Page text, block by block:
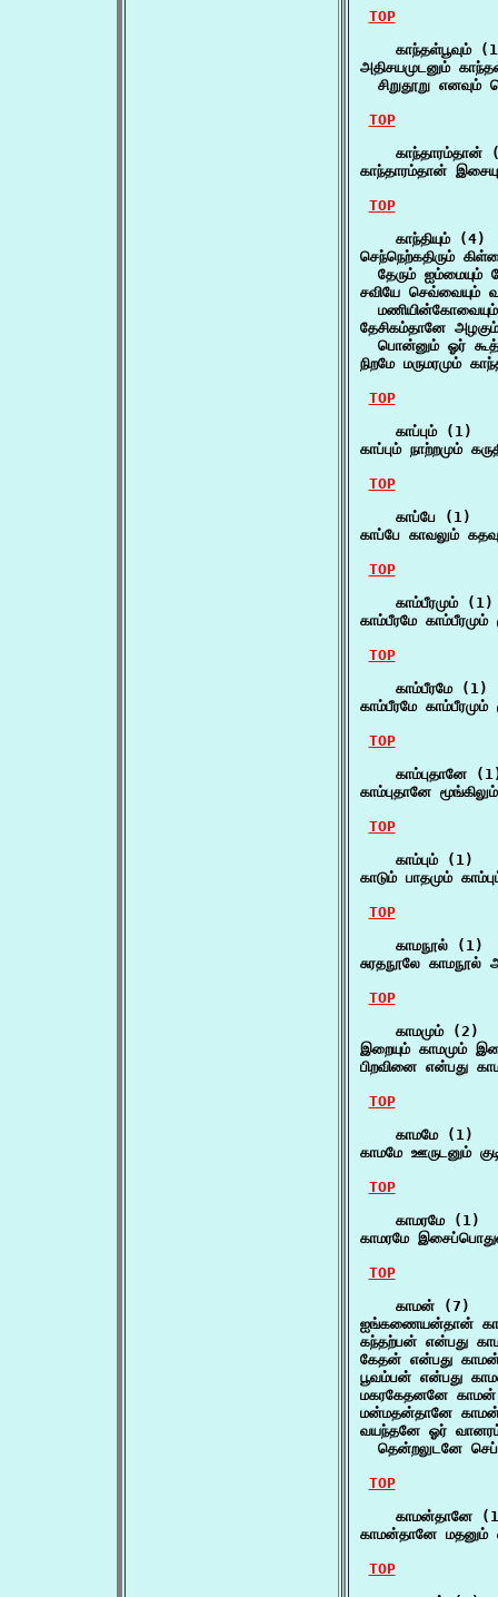
TOP
காந்தள்பூவும்
அதிசயமுடனும்
சிறுதூறு
TOP
காந்தாரம்தான்
காந்தாரம்தான்
TOP
    காந்தியும் (4)
செந்நெற்கதிரும்
தேரும் ஐம்மையும்
சவியே செவ்வையும்
தேசிகம்தானே அழகும்
பொன்னும் ஓர்
நிறமே மருமரமும்
TOP
    காப்பும் (1)
காப்பும் நாற்றமும்
TOP
    காப்பே (1)
காப்பே காவலும்
TOP
    காம்பீரமும் (1)
காம்பீரமே
TOP
    காம்பீரமே (1)
காம்பீரமே
TOP
காம்புதானே
காம்புதானே
TOP
    காம்பும் (1)
காடும் பாதமும்
TOP
    காமநூல் (1)
சுரதநூலே
TOP
    காமமும் (2)
இறையும் காமமும்
பிறவினை என்பது
TOP
    காமமே (1)
காமமே ஊருடனும்
TOP
    காமரமே (1)
காமரமே
TOP
    காமன் (7)
ஐங்கணையன்தான்
கந்தற்பன் என்பது
கேதன் என்பது
பூவம்பன் என்பது
மகரகேதனனே
மன்மதன்தானே
வயந்தனே ஓர்
தென்றலுடனே
TOP
காமன்தானே
காமன்தானே
TOP